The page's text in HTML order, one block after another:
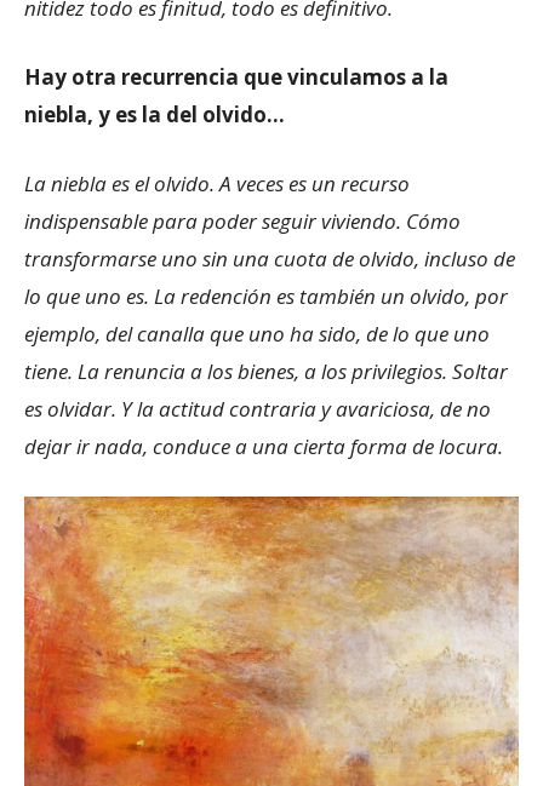
nitidez todo es finitud, todo es definitivo.
Hay otra recurrencia que vinculamos a la
niebla, y es la del olvido…
La niebla es el olvido. A veces es un recurso
indispensable para poder seguir viviendo. Cómo
transformarse uno sin una cuota de olvido, incluso de
lo que uno es. La redención es también un olvido, por
ejemplo, del canalla que uno ha sido, de lo que uno
tiene. La renuncia a los bienes, a los privilegios. Soltar
es olvidar. Y la actitud contraria y avariciosa, de no
dejar ir nada, conduce a una cierta forma de locura.